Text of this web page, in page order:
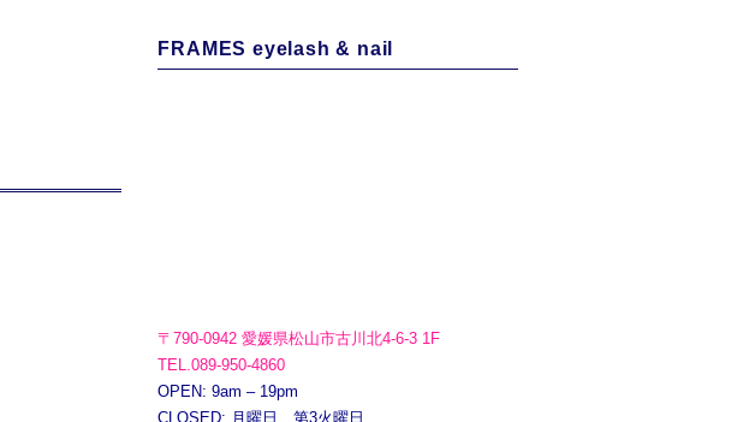
FRAMES eyelash & nail
〒790-0942 愛媛県松山市古川北4-6-3 1F
TEL.089-950-4860
OPEN: 9am – 19pm
CLOSED: 月曜日、第3火曜日